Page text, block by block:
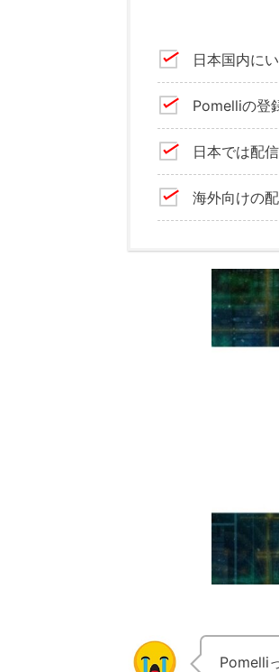
日本国内に
Pomelliの登
日本では配
海外向けの
Pomelli